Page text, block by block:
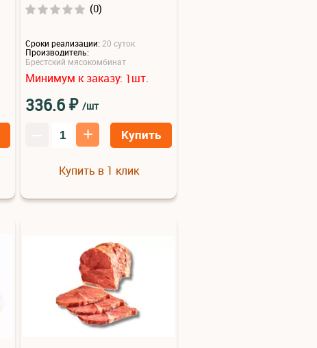
(0)
Сроки реализации: 20 суток
Производитель:
Брестский мясокомбинат
Минимум к заказу: 1шт.
336.6₽ /шт
+ Купить
Купить в 1 клик